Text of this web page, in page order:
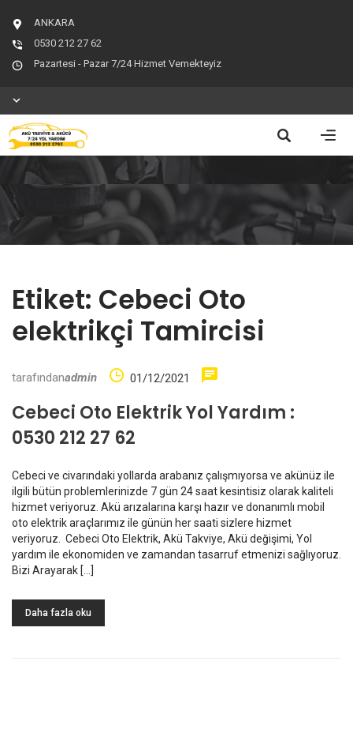
ANKARA
0530 212 27 62
Pazartesi - Pazar 7/24 Hizmet Vemekteyiz
Etiket: Cebeci Oto
elektrikçi Tamircisi
tarafındanadmin 01/12/2021
Cebeci Oto Elektrik Yol Yardım :
0530 212 27 62
Cebeci ve civarındaki yollarda arabanız çalışmıyorsa ve akünüz ile
ilgili bütün problemlerinizde 7 gün 24 saat kesintisiz olarak kaliteli
hizmet veriyoruz. Akü arızalarına karşı hazır ve donanımlı mobil
oto elektrik araçlarımız ile günün her saati sizlere hizmet
veriyoruz. Cebeci Oto Elektrik, Akü Takviye, Akü değişimi, Yol
yardım ile ekonomiden ve zamandan tasarruf etmenizi sağlıyoruz.
Bizi Arayarak […]
Daha fazla oku